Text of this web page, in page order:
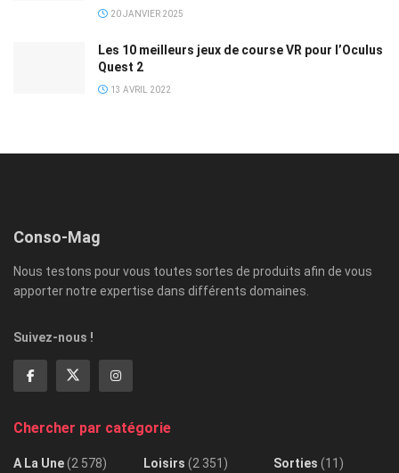
20 JANVIER 2025
Les 10 meilleurs jeux de course VR pour l’Oculus
Quest 2
13 AVRIL 2022
Conso-Mag
Nous testons pour vous toutes sortes de produits afin de vous
apporter notre expertise dans différents domaines.
Suivez-nous !
Chercher par catégorie
A La Une(2 578)
Loisirs (2 351) Sorties (11)